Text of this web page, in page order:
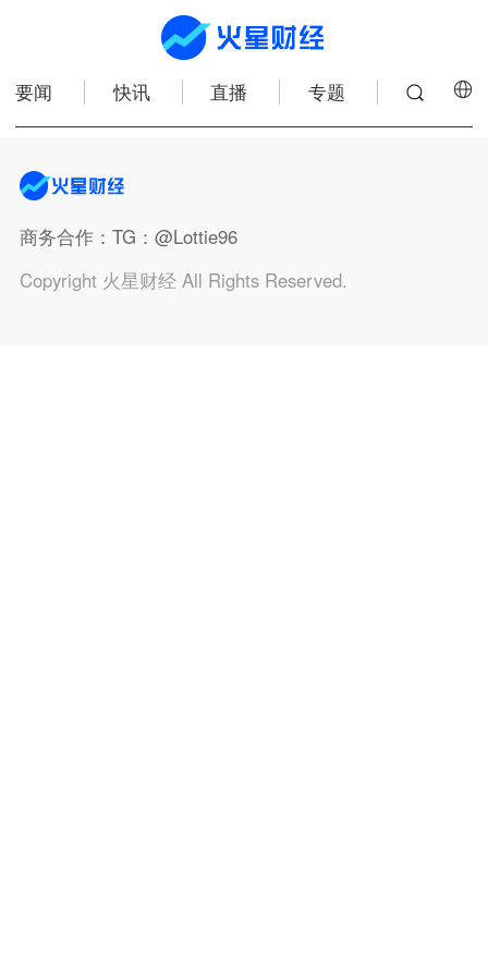
要闻 快讯 直播 专题
商务合作：TG：@Lottie96
Copyright 火星财经 All Rights Reserved.